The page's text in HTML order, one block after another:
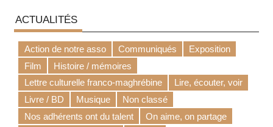
ACTUALITÉS
Action de notre asso Communiqués
Exposition
Film
Histoire / mémoires
Lettre culturelle franco-maghrébine
Lire, écouter, voir
Livre / BD
Musique
Non classé
Nos adhérents ont du talent
On aime, on partage